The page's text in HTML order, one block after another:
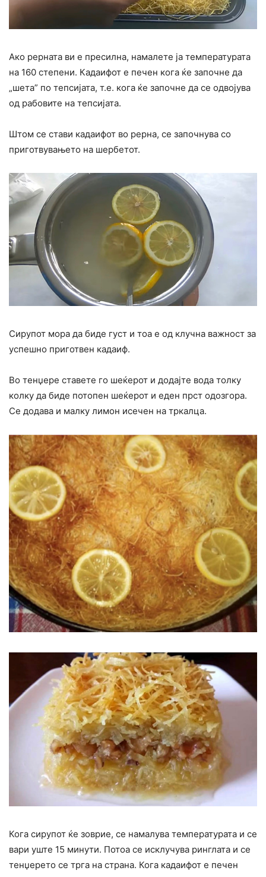
Ако рерната ви е пресилна, намалете ја температурата
на 160 степени. Кадаифот е печен кога ќе започне да
„шета” по тепсијата, т.е. кога ќе започне да се одвојува
од рабовите на тепсијата.
Штом се стави кадаифот во рерна, се започнува со
приготвувањето на шербетот.
Сирупот мора да биде густ и тоа е од клучна важност за
успешно приготвен кадаиф.
Во тенџере ставете го шеќерот и додајте вода толку
колку да биде потопен шеќерот и еден прст одозгора.
Се додава и малку лимон исечен на тркалца.
Кога сирупот ќе зоврие, се намалува температурата и се
вари уште 15 минути. Потоа се исклучува ринглата и се
тенџерето се трга на страна. Кога кадаифот е печен